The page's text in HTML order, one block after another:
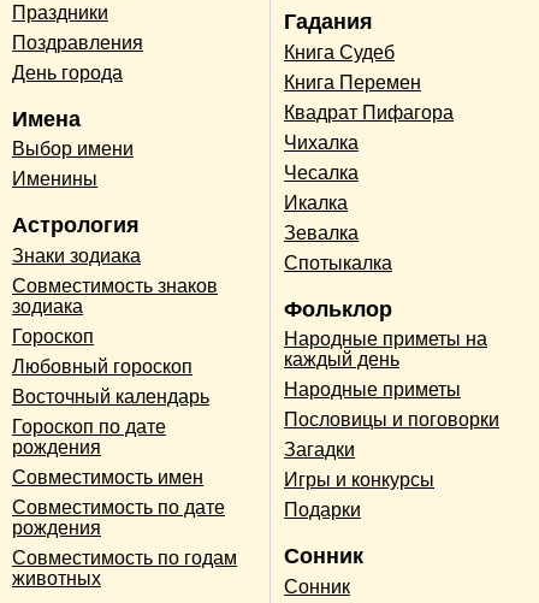
Праздники
Поздравления
День города
Имена
Выбор имени
Именины
Астрология
Знаки зодиака
Совместимость знаков
зодиака
Гороскоп
Любовный гороскоп
Восточный календарь
Гороскоп по дате
рождения
Совместимость имен
Совместимость по дате
рождения
Совместимость по годам
животных
Гадания
Книга Судеб
Книга Перемен
Квадрат Пифагора
Чихалка
Чесалка
Икалка
Зевалка
Спотыкалка
Фольклор
Народные приметы на
каждый день
Народные приметы
Пословицы и поговорки
Загадки
Игры и конкурсы
Подарки
Сонник
Сонник